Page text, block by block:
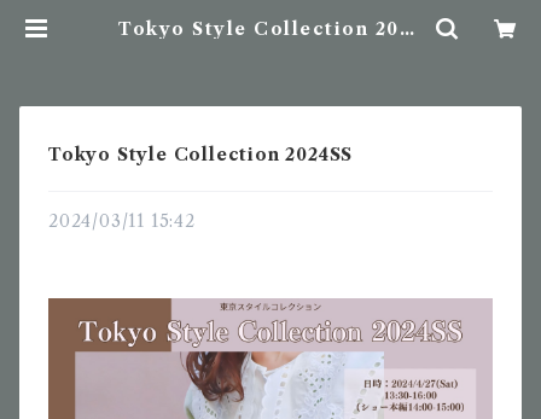
Tokyo Style Collection 2024
Tokyo Style Collection 2024SS
2024/03/11 15:42